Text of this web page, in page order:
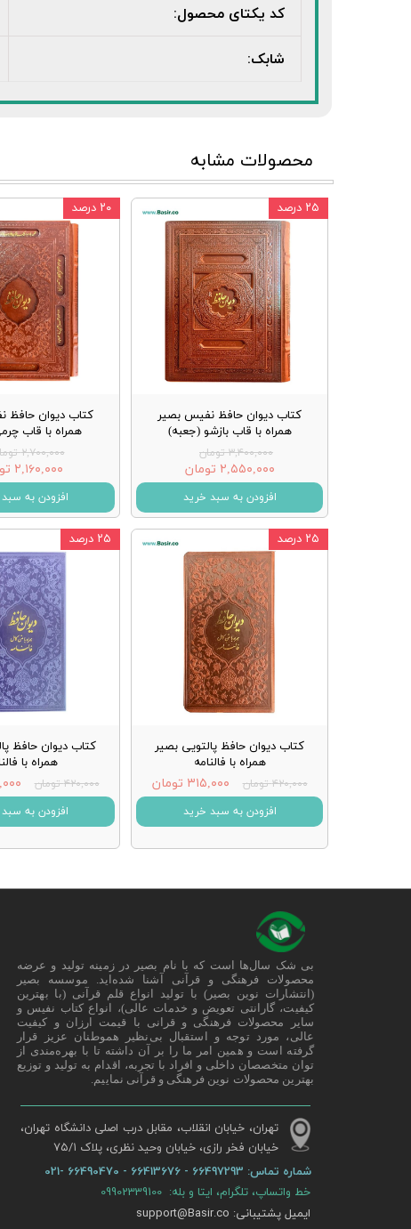
کد یکتای محصول:
شابک:
محصولات مشابه
کتاب دیوان حافظ نفیس بصیر
همراه با قاب بازشو (جعبه)
۳,۴۰۰,۰۰۰ تومان
۲,۵۵۰,۰۰۰ تومان
افزودن به سبد خرید
۲۵ درصد
کتاب دیوان حافظ
همراه با قاب
۲,۷۰۰,۰۰۰ تومان
۲,۱۶۰,۰۰۰ تومان
افزودن به
۲۰ درصد
کتاب دیوان حافظ پالتویی بصیر
همراه با فالنامه
۴۲۰,۰۰۰ تومان ۳۱۵,۰۰۰ تومان
افزودن به سبد خرید
۲۵ درصد
کتاب دیوان حافظ
همراه با
۴۲۰,۰۰۰ تومان
افزودن به
۲۵ درصد
تهران، خیابان انقلاب، مقابل درب اصلی دانشگاه تهران،
خیابان فخر رازی، خیابان وحید نظری، پلاک ۷۵/۱​​​​​​​
شماره تماس:
بی شک سال‌ها است که با نام بصیر در زمینه تولید و عرضه
محصولات فرهنگی و قرآنی آشنا شده‌اید. موسسه بصیر
(انتشارات نوین بصیر) با تولید انواع قلم قرآنی (با بهترین
کیفیت، گارانتی تعویض و خدمات عالی)، انواع کتاب نفیس و
سایر محصولات فرهنگی و قرانی با قیمت ارزان و کیفیت
عالی، مورد توجه و استقبال بی‌نظیر هموطنان عزیز قرار
گرفته است و همین امر ما را بر آن داشته تا با بهره‌مندی از
توان متخصصان داخلی و افراد با تجربه، اقدام به تولید و توزیع
بهترین محصولات نوین فرهنگی و قرآنی نماییم.
خط واتساپ، تلگرام، ایتا و بله: 09902339100
ایمیل پشتیبانی: support@Basir.co